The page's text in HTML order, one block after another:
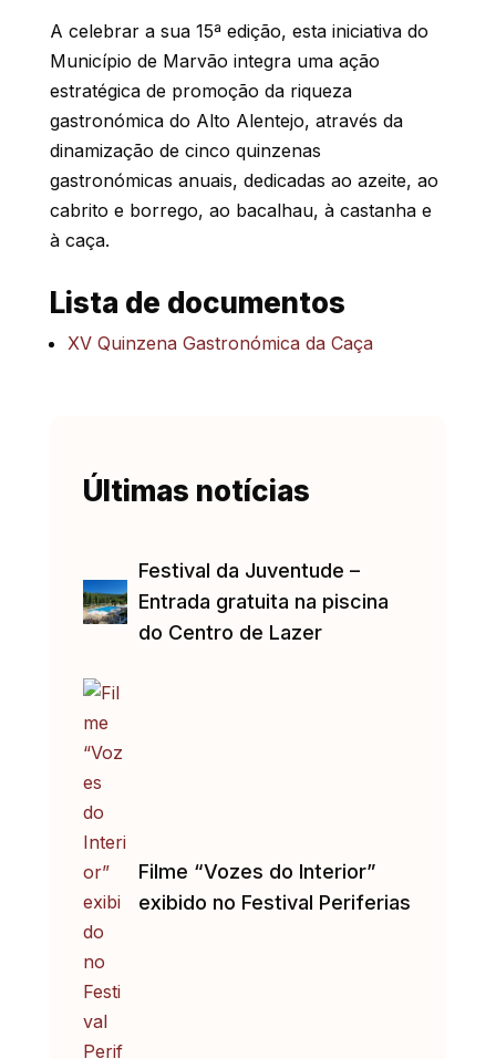
A celebrar a sua 15ª edição, esta iniciativa do
Município de Marvão integra uma ação
estratégica de promoção da riqueza
gastronómica do Alto Alentejo, através da
dinamização de cinco quinzenas
gastronómicas anuais, dedicadas ao azeite, ao
cabrito e borrego, ao bacalhau, à castanha e
à caça.
Lista de documentos
XV Quinzena Gastronómica da Caça
Últimas notícias
Festival da Juventude –
Entrada gratuita na piscina
do Centro de Lazer
Filme “Vozes do Interior”
exibido no Festival Periferias